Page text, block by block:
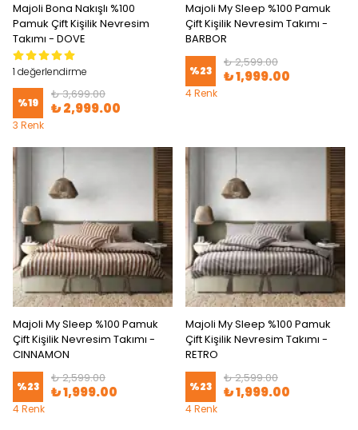
Majoli Bona Nakışlı %100
Pamuk Çift Kişilik Nevresim
Takımı - DOVE
1 değerlendirme
%19
₺ 3,699.00
₺ 2,999.00
3 Renk
Majoli My Sleep %100 Pamuk
Çift Kişilik Nevresim Takımı -
BARBOR
%23
₺ 2,599.00
₺ 1,999.00
4 Renk
Majoli My Sleep %100 Pamuk
Çift Kişilik Nevresim Takımı -
CINNAMON
%23
₺ 2,599.00
₺ 1,999.00
4 Renk
Majoli My Sleep %100 Pamuk
Çift Kişilik Nevresim Takımı -
RETRO
%23
₺ 2,599.00
₺ 1,999.00
4 Renk